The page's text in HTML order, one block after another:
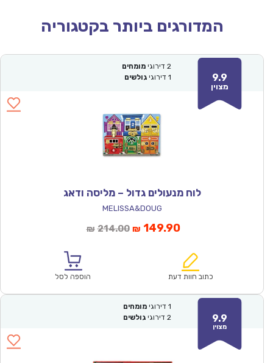
המדורגים ביותר בקטגוריה
9.9
מצוין
2 דירוגי מומחים
1 דירוגי גולשים
לוח מנעולים גדול – מליסה ודאג
MELISSA&DOUG
₪ 214.00המחיר
₪214.00.
₪ 149.90המחיר
הוא:
כתוב חוות דעת הוספה לסל
9.9
מצוין
1 דירוגי מומחים
2 דירוגי גולשים